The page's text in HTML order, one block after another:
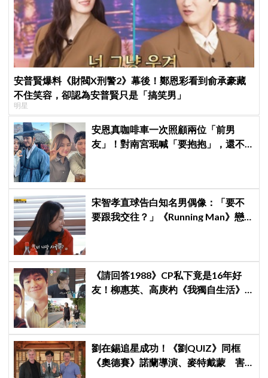
安普賢爆料《財閥X刑警2》幕後！鄭恩彩看到俞承豪藏
不住笑容，卻認為安普賢只是「搞笑男」
明星
安恩真咖啡車一次照顧兩位「前男
友」！對南宮珉喊「要抱抱」，還不
宋智孝直球告白知名男偶像：「要不
要跟我交往？」《Running Man》戀
《請回答1988》CP私下竟是16年好
友！柳惠英、高庚杓《我獨自生活》
劉在錫追星成功！《劉QUIZ》同框
《奧德賽》諾蘭導演、麥特戴蒙 害